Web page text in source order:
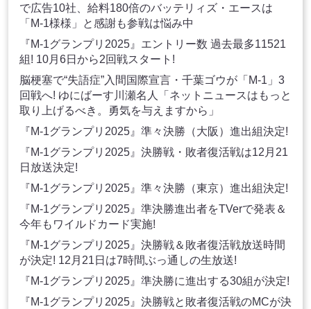
で広告10社、給料180倍のバッテリィズ・エースは
「M-1様様」と感謝も参戦は悩み中
『M-1グランプリ2025』エントリー数 過去最多11521
組! 10月6日から2回戦スタート!
脳梗塞で“失語症”入間国際宣言・千葉ゴウが「M-1」3
回戦へ! ゆにばーす川瀬名人「ネットニュースはもっと
取り上げるべき。勇気を与えますから」
『M-1グランプリ2025』準々決勝（大阪）進出組決定!
『M-1グランプリ2025』決勝戦・敗者復活戦は12月21
日放送決定!
『M-1グランプリ2025』準々決勝（東京）進出組決定!
『M-1グランプリ2025』準決勝進出者をTVerで発表＆
今年もワイルドカード実施!
『M-1グランプリ2025』決勝戦＆敗者復活戦放送時間
が決定! 12月21日は7時間ぶっ通しの生放送!
『M-1グランプリ2025』準決勝に進出する30組が決定!
『M-1グランプリ2025』決勝戦と敗者復活戦のMCが決